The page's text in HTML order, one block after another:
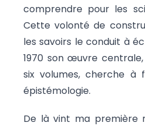
comprendre pour les
Cette volonté de
les savoirs le conduit à
1970 son œuvre centrale,
six volumes, cherche à
épistémologie.
De là vint ma première